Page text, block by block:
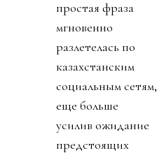
простая фраза
мгновенно
разлетелась по
казахстанским
социальным сетям,
еще больше
усилив ожидание
предстоящих